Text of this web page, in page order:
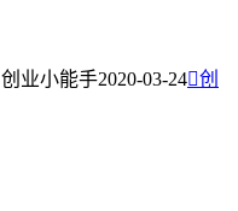
创业小能手2020-03-24创